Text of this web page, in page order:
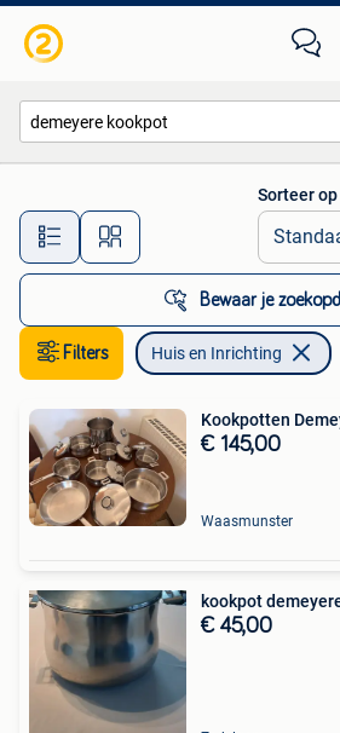
Alle afstanden…
Sorteer op
Bewaar je
Filters Huis en Inrichting
Kookpotten
€ 145,00
Waasmunster
kookpot
€ 45,00